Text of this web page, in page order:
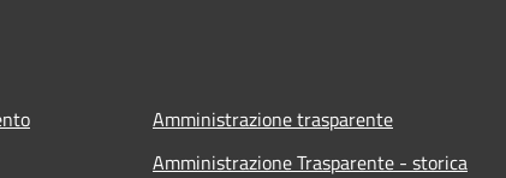
Amministrazione trasparente
Amministrazione Trasparente - storica